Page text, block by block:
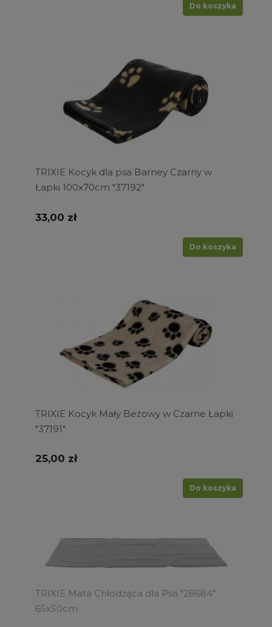
Do koszyka
TRIXIE Kocyk dla psa Barney Czarny w
Łapki 100x70cm "37192"
33,00 zł
Do koszyka
TRIXIE Kocyk Mały Beżowy w Czarne Łapki
"37191"
25,00 zł
Do koszyka
TRIXIE Mata Chłodząca dla Psa "28684"
65x50cm